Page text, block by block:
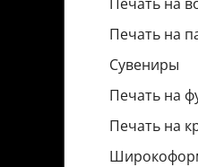
Печать на
Сувениры
Печать на
Печать на